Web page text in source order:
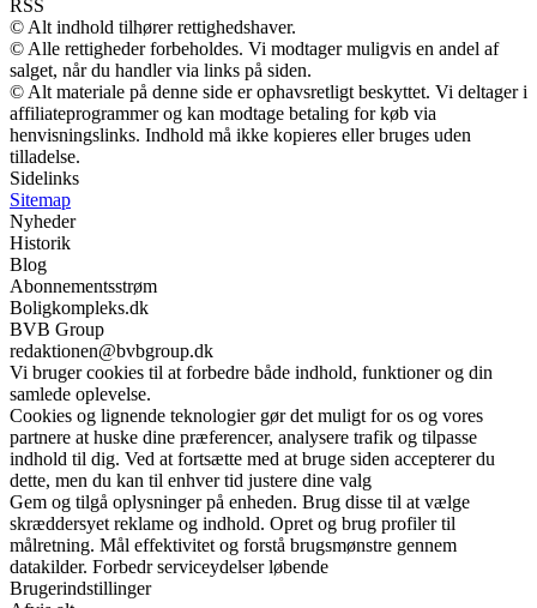
RSS
© Alt indhold tilhører rettighedshaver.
© Alle rettigheder forbeholdes. Vi modtager muligvis en andel af
salget, når du handler via links på siden.
© Alt materiale på denne side er ophavsretligt beskyttet. Vi deltager i
affiliateprogrammer og kan modtage betaling for køb via
henvisningslinks. Indhold må ikke kopieres eller bruges uden
tilladelse.
Sidelinks
Sitemap
Nyheder
Historik
Blog
Abonnementsstrøm
Boligkompleks.dk
BVB Group
redaktionen@bvbgroup.dk
Vi bruger cookies til at forbedre både indhold, funktioner og din
samlede oplevelse.
Cookies og lignende teknologier gør det muligt for os og vores
partnere at huske dine præferencer, analysere trafik og tilpasse
indhold til dig. Ved at fortsætte med at bruge siden accepterer du
dette, men du kan til enhver tid justere dine valg
Gem og tilgå oplysninger på enheden. Brug disse til at vælge
skræddersyet reklame og indhold. Opret og brug profiler til
målretning. Mål effektivitet og forstå brugsmønstre gennem
datakilder. Forbedr serviceydelser løbende
Brugerindstillinger